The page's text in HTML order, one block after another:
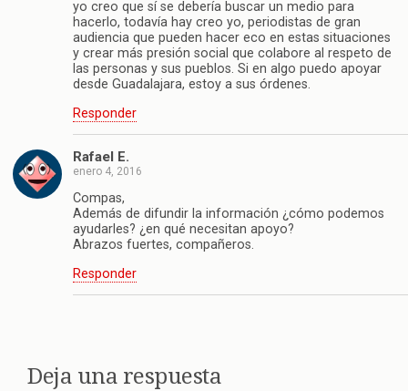
yo creo que sí se debería buscar un medio para
hacerlo, todavía hay creo yo, periodistas de gran
audiencia que pueden hacer eco en estas situaciones
y crear más presión social que colabore al respeto de
las personas y sus pueblos. Si en algo puedo apoyar
desde Guadalajara, estoy a sus órdenes.
Responder
Rafael E.
enero 4, 2016
Compas,
Además de difundir la información ¿cómo podemos
ayudarles? ¿en qué necesitan apoyo?
Abrazos fuertes, compañeros.
Responder
Deja una respuesta